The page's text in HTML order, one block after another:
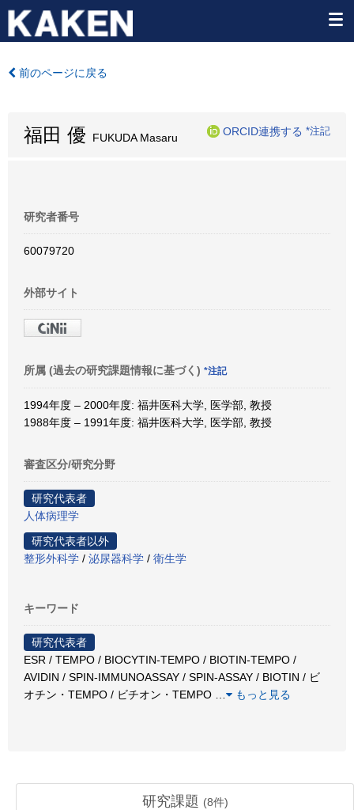
前のページに戻る
福田 優 FUKUDA Masaru
ORCID連携する *注記
研究者番号
60079720
外部サイト
所属 (過去の研究課題情報に基づく) *注記
1994年度 – 2000年度: 福井医科大学, 医学部, 教授
1988年度 – 1991年度: 福井医科大学, 医学部, 教授
審査区分/研究分野
研究代表者
人体病理学
研究代表者以外
整形外科学 / 泌尿器科学 / 衛生学
キーワード
研究代表者
ESR / TEMPO / BIOCYTIN-TEMPO / BIOTIN-TEMPO /
AVIDIN / SPIN-IMMUNOASSAY / SPIN-ASSAY / BIOTIN / ビ
オチン・TEMPO / ビチオン・TEMPO
もっと見る
研究課題 (8件)